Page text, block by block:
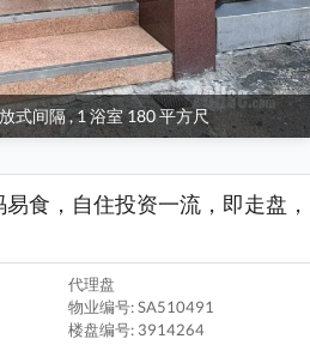
式间隔 , 1 浴室 180 平方尺
食，自住投资一流，即走盘，
代理盘
物业编号: SA510491
楼盘编号: 3914264